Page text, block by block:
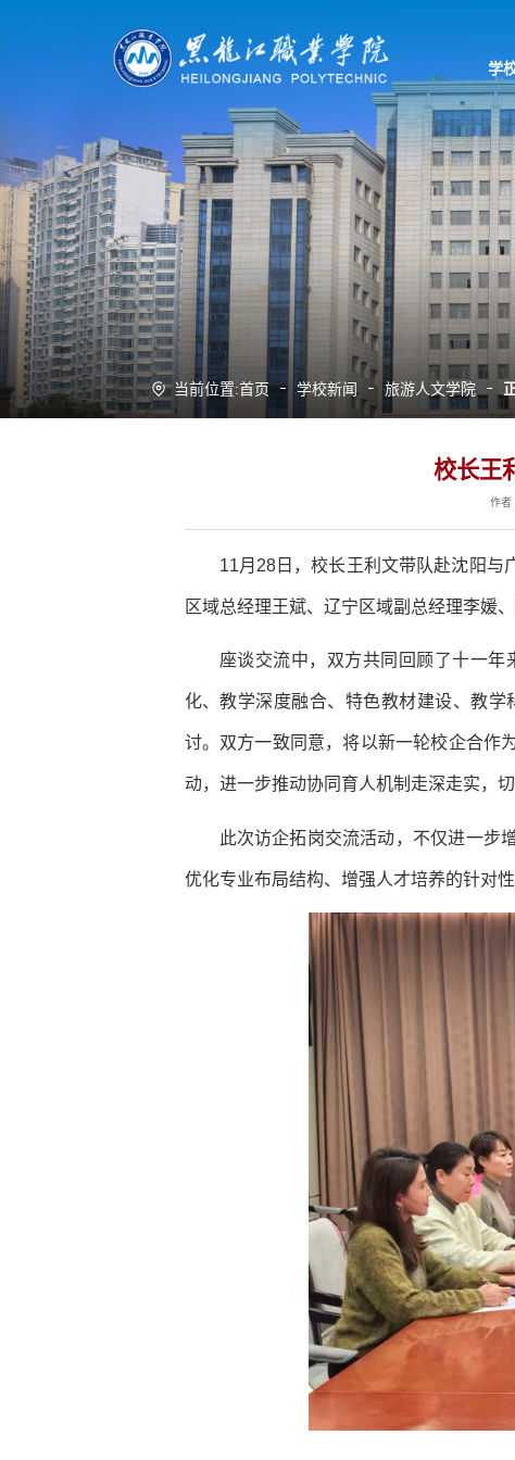
学
当前位置:首页 学校新闻 旅游人文学院
校长王
作
11月28日，校长王利文带队赴沈阳与
区域总经理王斌、辽宁区域副总经理李媛
座谈交流中，双方共同回顾了十一
化、教学深度融合、特色教材建设、教
讨。双方一致同意，将以新一轮校企合作
动，进一步推动协同育人机制走深走实，
此次访企拓岗交流活动，不仅进一步
优化专业布局结构、增强人才培养的针对